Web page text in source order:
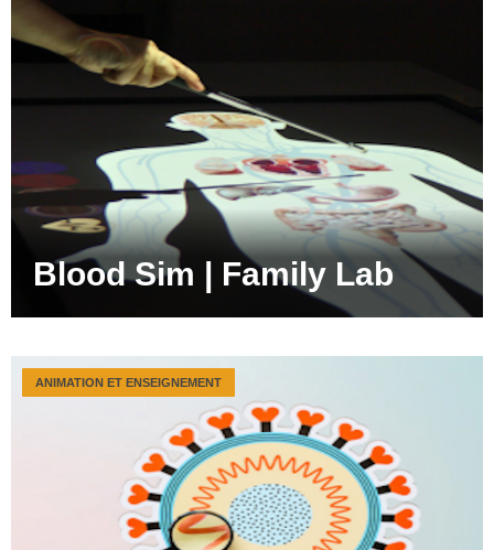
Blood Sim | Family Lab
ANIMATION ET ENSEIGNEMENT